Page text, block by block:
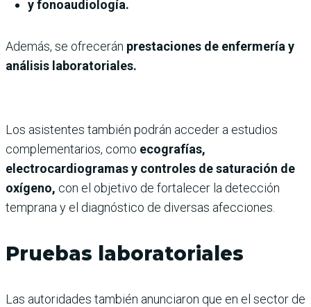
y fonoaudiología.
Además, se ofrecerán prestaciones de enfermería y
análisis laboratoriales.
Los asistentes también podrán acceder a estudios
complementarios, como ecografías,
electrocardiogramas y controles de saturación de
oxígeno, con el objetivo de fortalecer la detección
temprana y el diagnóstico de diversas afecciones.
Pruebas laboratoriales
Las autoridades también anunciaron que en el sector de